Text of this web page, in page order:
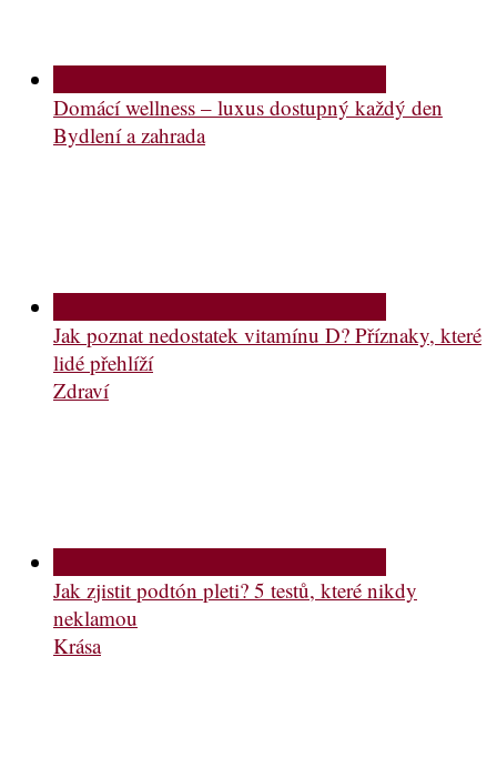
Domácí wellness – luxus dostupný každý den
Bydlení a zahrada
Jak poznat nedostatek vitamínu D? Příznaky, které
lidé přehlíží
Zdraví
Jak zjistit podtón pleti? 5 testů, které nikdy
neklamou
Krása